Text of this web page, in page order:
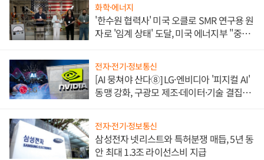
화학·에너지
'한수원 협력사' 미국 오클로 SMR 연구용 원
자로 '임계 상태' 도달, 미국 에너지부 "중요
전자·전기·정보통신
[AI 뭉쳐야 산다⑧] LG·엔비디아 '피지컬 AI'
동맹 강화, 구광모 제조·데이터·기술 결집
전자·전기·정보통신
삼성전자 넷리스트와 특허분쟁 매듭, 5년 동
안 최대 1.3조 라이선스비 지급